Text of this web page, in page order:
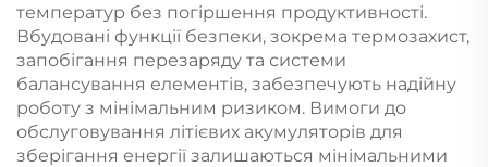
температур без погіршення продуктивності.
Вбудовані функції безпеки, зокрема термозахист,
запобігання перезаряду та системи
балансування елементів, забезпечують надійну
роботу з мінімальним ризиком. Вимоги до
обслуговування літієвих акумуляторів для
зберігання енергії залишаються мінімальними